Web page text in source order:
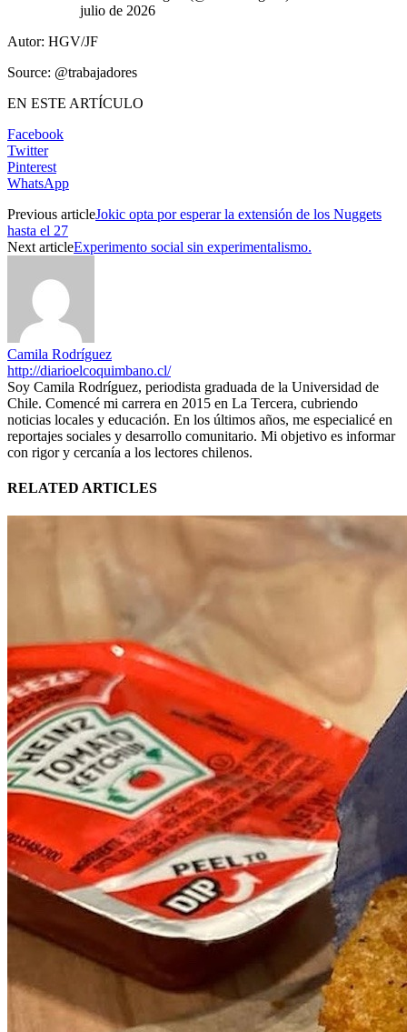
julio de 2026
Autor: HGV/JF
Source: @trabajadores
EN ESTE ARTÍCULO
Facebook
Twitter
Pinterest
WhatsApp
Previous articleJokic opta por esperar la extensión de los Nuggets
hasta el 27
Next articleExperimento social sin experimentalismo.
Camila Rodríguez
http://diarioelcoquimbano.cl/
Soy Camila Rodríguez, periodista graduada de la Universidad de
Chile. Comencé mi carrera en 2015 en La Tercera, cubriendo
noticias locales y educación. En los últimos años, me especialicé en
reportajes sociales y desarrollo comunitario. Mi objetivo es informar
con rigor y cercanía a los lectores chilenos.
RELATED ARTICLES